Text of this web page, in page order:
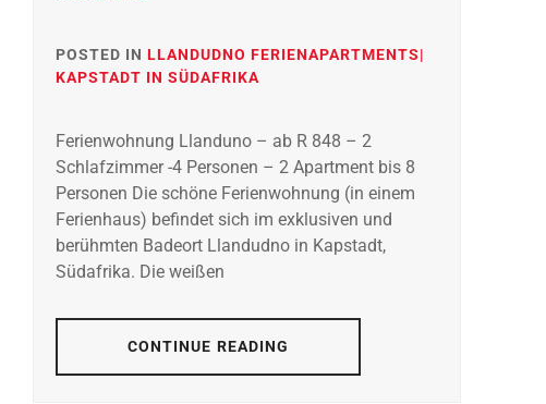
POSTED IN LLANDUDNO FERIENAPARTMENTS|
KAPSTADT IN SÜDAFRIKA
Ferienwohnung Llanduno – ab R 848 – 2
Schlafzimmer -4 Personen – 2 Apartment bis 8
Personen Die schöne Ferienwohnung (in einem
Ferienhaus) befindet sich im exklusiven und
berühmten Badeort Llandudno in Kapstadt,
Südafrika. Die weißen
CONTINUE READING